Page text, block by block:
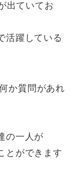
出ていてお
活躍している
か質問があれ
の一人が
とができます